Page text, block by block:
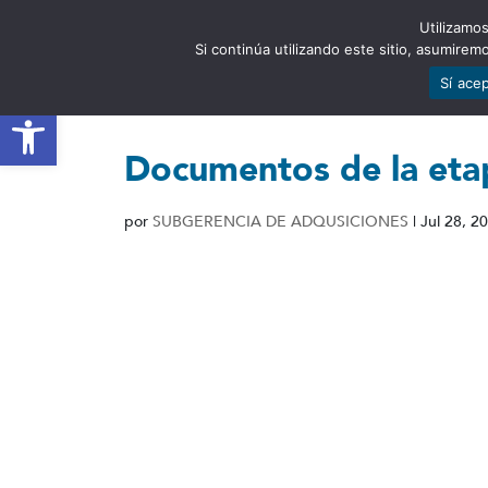
Abrir barra de herramientas
Documentos de la
por SUBGERENCIA DE ADQUSICIONES | Jul 28,
Si continúa utilizando este sitio,
Sí